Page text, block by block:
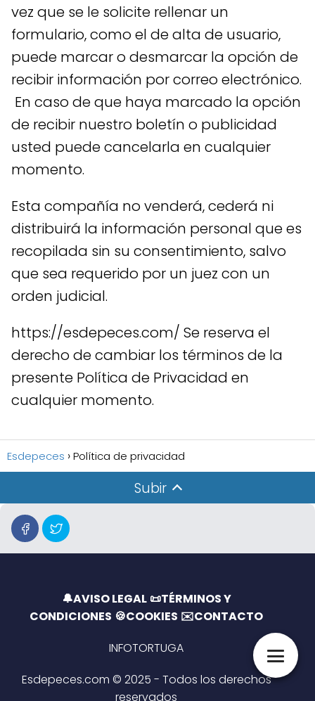
vez que se le solicite rellenar un
formulario, como el de alta de usuario,
puede marcar o desmarcar la opción de
recibir información por correo electrónico.
En caso de que haya marcado la opción
de recibir nuestro boletín o publicidad
usted puede cancelarla en cualquier
momento.
Esta compañía no venderá, cederá ni
distribuirá la información personal que es
recopilada sin su consentimiento, salvo
que sea requerido por un juez con un
orden judicial.
https://esdepeces.com/ Se reserva el
derecho de cambiar los términos de la
presente Política de Privacidad en
cualquier momento.
Esdepeces Política de privacidad
Subir
🔔AVISO LEGAL 📜TÉRMINOS Y
CONDICIONES 🍪COOKIES ✉️CONTACTO
INFOTORTUGA
Esdepeces.com © 2025 - Todos los derechos
reservados